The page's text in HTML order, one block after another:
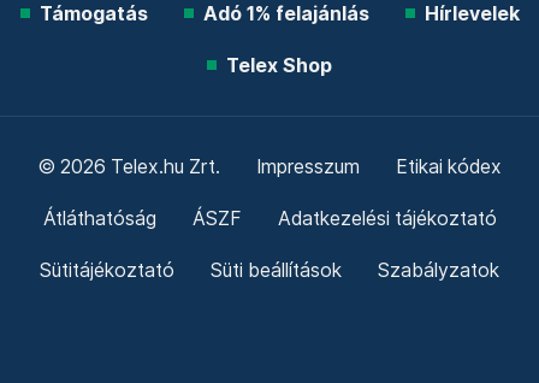
Támogatás Adó 1% felajánlás Hírlevelek
Telex Shop
© 2026 Telex.hu Zrt. Impresszum Etikai kódex
Átláthatóság ÁSZF Adatkezelési tájékoztató
Sütitájékoztató Süti beállítások Szabályzatok